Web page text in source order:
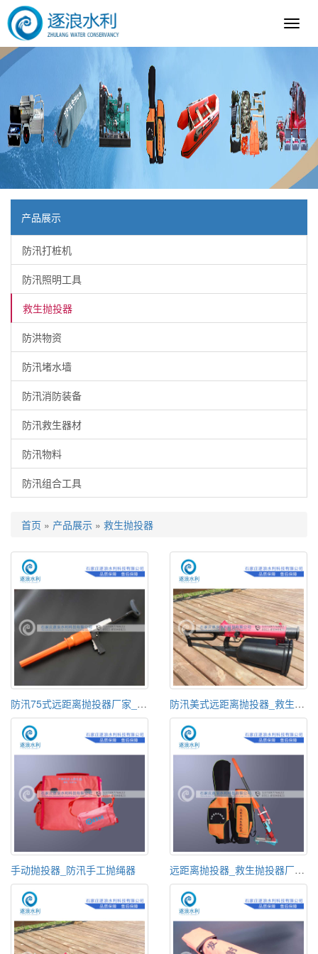
逐
产品展示
防汛打桩机
防汛照明工具
救生抛投器
防洪物资
防汛堵水墙
防汛消防装备
防汛救生器材
防汛物料
防汛组合工具
首页 » 产品展示 » 救生抛投器
防汛75式远距离抛投器厂家_消防救援抛投器价格 防汛美式远距离抛投器_救生抛射器
手动抛投器_防汛手工抛绳器 远距离抛投器_救生抛投器厂家直销